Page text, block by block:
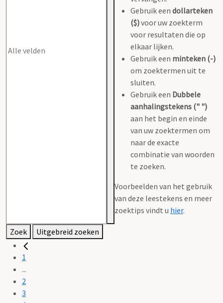
Gebruik een dollarteken
($)voor uw zoekterm
voor resultaten die op
elkaar lijken.
Gebruik een minteken (-)
om zoektermen uit te
sluiten.
Gebruik een Dubbele
aanhalingstekens (" ")
aan het begin en einde
van uw zoektermen om
naar de exacte
combinatie van woorden
te zoeken.
Voorbeelden van het gebruik
van deze leestekens en meer
zoektips vindt u hier.
Zoek Uitgebreid zoeken
1
...
2
3